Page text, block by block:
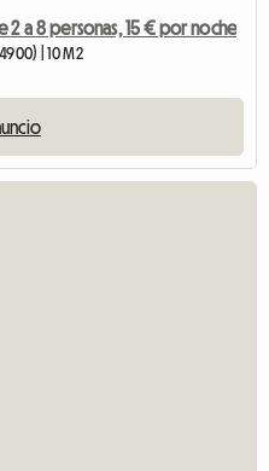
a 8 personas, 15 € por noche
| 10 M2